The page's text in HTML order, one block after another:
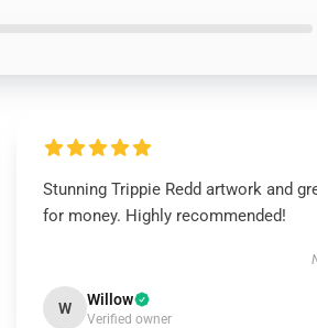
Stunning Trippie Redd artwork and
for money. Highly recommended!
W Willow
Verified owner